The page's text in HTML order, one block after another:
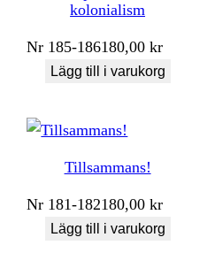
kolonialism
Nr 185-186180,00kr
Lägg till i varukorg
Tillsammans!
Nr 181-182180,00kr
Lägg till i varukorg